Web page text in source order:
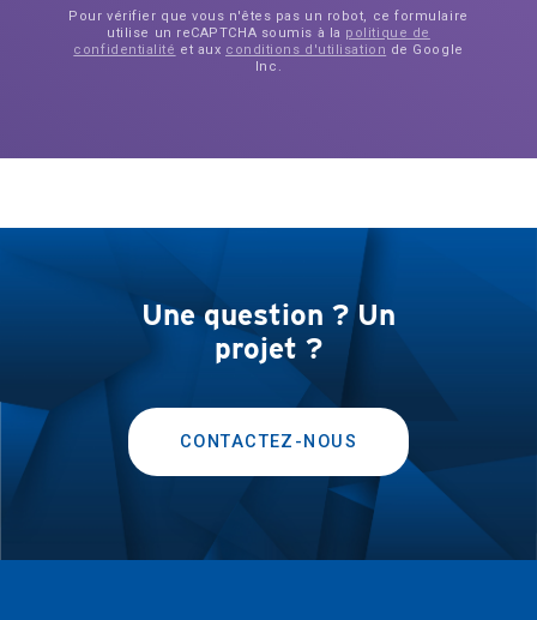
Pour vérifier que vous n'êtes pas un robot, ce formulaire
utilise un reCAPTCHA soumis à la politique de
confidentialité et aux conditions d'utilisation de Google
Inc.
Une question ? Un
projet ?
CONTACTEZ-NOUS